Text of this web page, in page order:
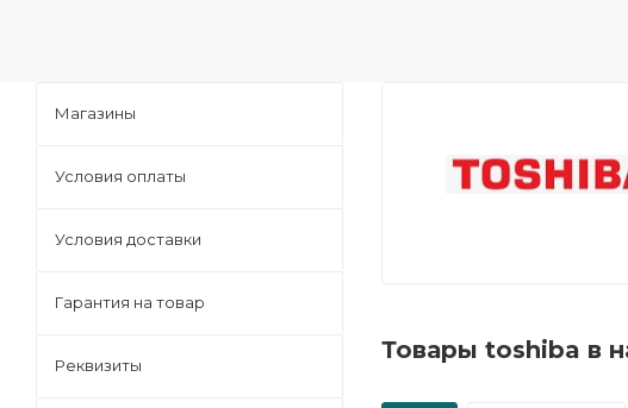
Товары toshiba в
Магазины
Условия оплаты
Условия доставки
Гарантия на товар
Реквизиты